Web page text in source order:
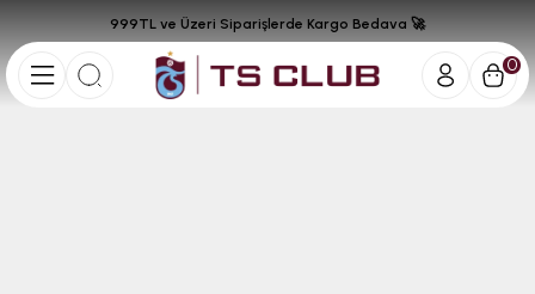
0
999TL ve Üzeri Siparişlerde Kargo Bedava 🚀